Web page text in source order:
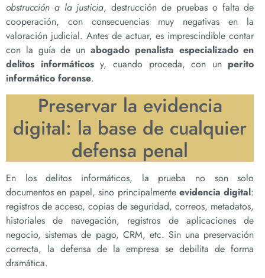
obstrucción a la justicia, destrucción de pruebas o falta de
cooperación, con consecuencias muy negativas en la
valoración judicial. Antes de actuar, es imprescindible contar
con la guía de unabogado penalista especializado en
delitos informáticosy, cuando proceda, con un perito
informático forense.
Preservar la evidencia
digital: la base de cualquier
defensa penal
En los delitos informáticos, la prueba no son solo
documentos en papel, sino principalmenteevidencia digital:
registros de acceso, copias de seguridad, correos, metadatos,
historiales de navegación, registros de aplicaciones de
negocio, sistemas de pago, CRM, etc. Sin una preservación
correcta, la defensa de la empresa se debilita de forma
dramática.